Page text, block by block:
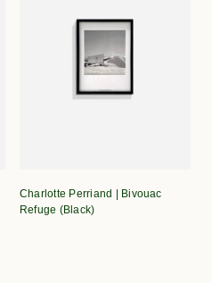
Charlotte Perriand | Bivouac
Refuge (Black)